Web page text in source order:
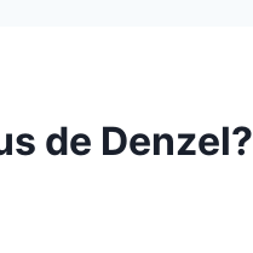
de Denzel?